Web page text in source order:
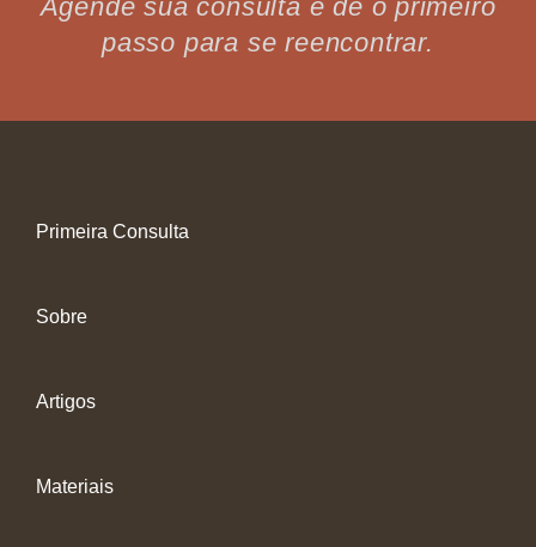
Agende sua consulta e dê o primeiro
passo para se reencontrar.
Primeira Consulta
Sobre
Artigos
Materiais